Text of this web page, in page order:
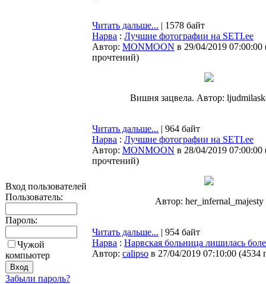
Вход пользователей
Пользователь:
Пароль:
Чужой
компьютер
Забыли пароль?
Читать дальше... | 1578 байт
Нарва : Лучшие фотографии на SETI.ee
Автор: MONMOON в 29/04/2019 07:00:00
прочтений)
Вишня зацвела. Автор:
Читать дальше... | 964 байт
Нарва : Лучшие фотографии на SETI.ee
Автор: MONMOON в 28/04/2019 07:00:00
прочтений)
Автор: her_infernal_majesty
Читать дальше... | 954 байт
Нарва : Нарвская больница лишилась
Автор: calipso в 27/04/2019 07:10:00 (4534